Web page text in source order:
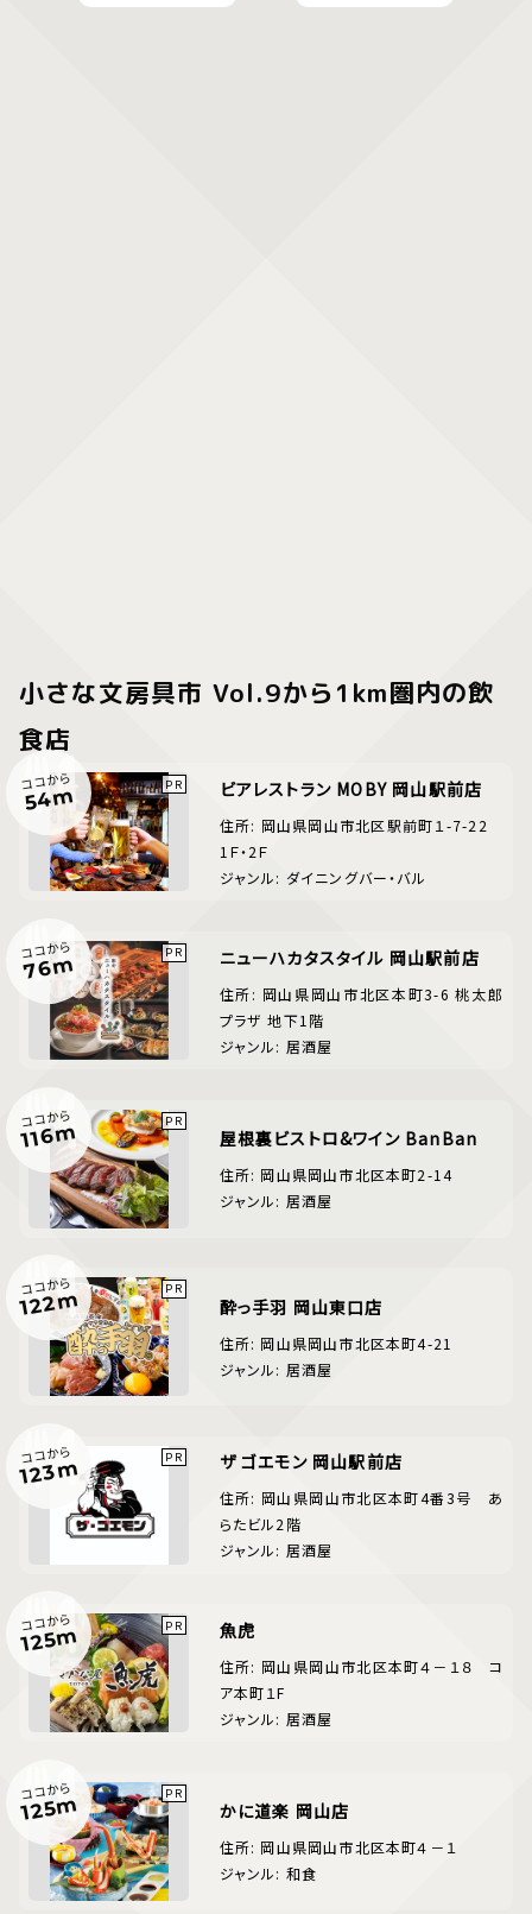
小さな文房具市 Vol.9から1km圏内の飲
食店
ココから
54m ビアレストラン MOBY 岡山駅前店
住所: 岡山県岡山市北区駅前町１-7-22
1Ｆ・2Ｆ
ジャンル: ダイニングバー・バル
ココから
76m ニューハカタスタイル 岡山駅前店
住所: 岡山県岡山市北区本町3-6 桃太郎
プラザ 地下1階
ジャンル: 居酒屋
ココから
116m 屋根裏ビストロ&ワイン BanBan
住所: 岡山県岡山市北区本町2-14
ジャンル: 居酒屋
ココから
122m 酔っ手羽 岡山東口店
住所: 岡山県岡山市北区本町4-21
ジャンル: 居酒屋
ココから
123m ザ ゴエモン 岡山駅前店
住所: 岡山県岡山市北区本町4番3号 あ
らたビル2階
ジャンル: 居酒屋
ココから
125m 魚虎
住所: 岡山県岡山市北区本町４－１８ コ
ア本町１F
ジャンル: 居酒屋
ココから
125m かに道楽 岡山店
住所: 岡山県岡山市北区本町４－１
ジャンル: 和食